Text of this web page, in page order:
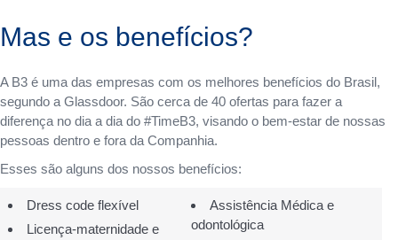
Mas e os benefícios?
A B3 é uma das empresas com os melhores benefícios do Brasil,
segundo a Glassdoor. São cerca de 40 ofertas para fazer a
diferença no dia a dia do #TimeB3, visando o bem-estar de nossas
pessoas dentro e fora da Companhia.
Esses são alguns dos nossos benefícios:
Dress code flexível
Licença-maternidade e
Assistência Médica e
odontológica